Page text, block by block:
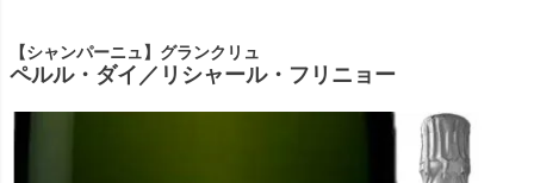
【シャンパーニュ】グランクリュ
ペルル・ダイ／リシャール・フリニョー